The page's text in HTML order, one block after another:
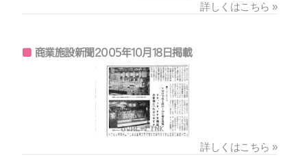
詳しくはこちら »
商業施設新聞2005年10月18日掲載
詳しくはこちら »